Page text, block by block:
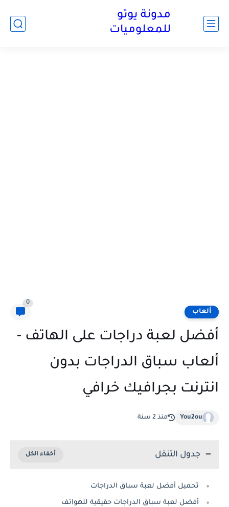
مدونة يوتو
للمعلوميات
ألعاب
0
أفضل لعبة دراجات على الهاتف -
ألعاب سباق الدراجات بدون
انترنت بجرافيك خرافي
You2ou منذ 2 سنة
جدول التنقل
تحميل أفضل لعبة سباق الدراجات
أفضل لعبة سباق الدراجات حقيقية للهواتف